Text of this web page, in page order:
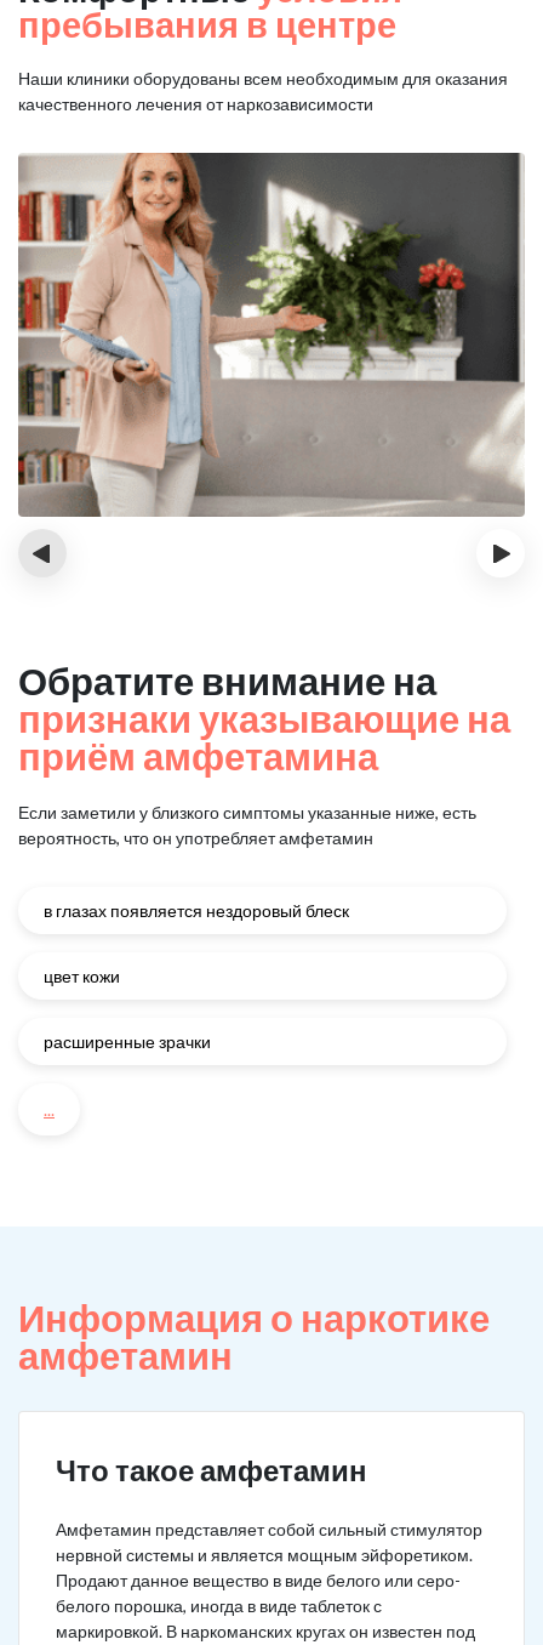
пребывания в центре
Наши клиники оборудованы всем необходимым для оказания
качественного лечения от наркозависимости
‹ ›
Обратите внимание на
признаки указывающие на
приём амфетамина
Если заметили у близкого симптомы указанные ниже, есть
вероятность, что он употребляет амфетамин
в глазах появляется нездоровый блеск
цвет кожи
расширенные зрачки
...
Информация о наркотике
амфетамин
Что такое амфетамин
Амфетамин представляет собой сильный стимулятор
нервной системы и является мощным эйфоретиком.
Продают данное вещество в виде белого или серо-
белого порошка, иногда в виде таблеток с
маркировкой. В наркоманских кругах он известен под